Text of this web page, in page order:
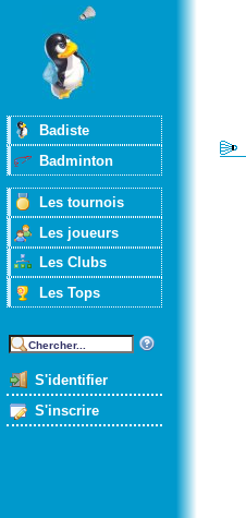
Badiste
Badminton
Les tournois
Les joueurs
Les Clubs
Les Tops
S'identifier
S'inscrire